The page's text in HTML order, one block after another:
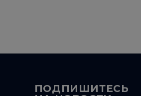
ПОДПИШИТЕСЬ